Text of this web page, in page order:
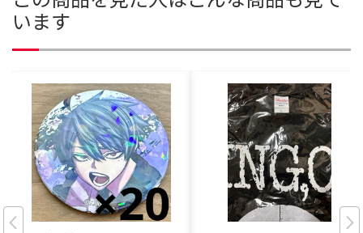
います